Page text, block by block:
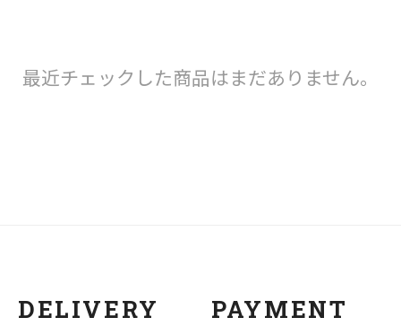
最近チェックした商品はまだありません。
DELIVERY PAYMENT